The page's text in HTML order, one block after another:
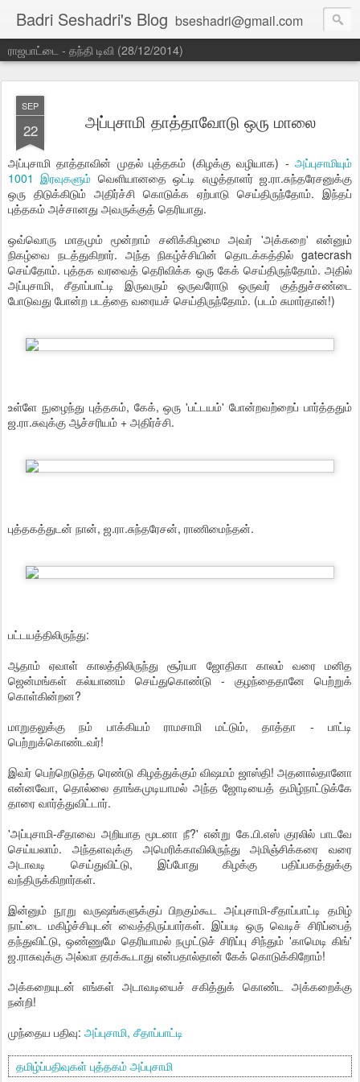
Badri Seshadri's Blog bseshadri@gmail.com
ராஜபாட்டை - தந்தி டிவி (28/12/2014)
SEP
22 அப்புசாமி தாத்தாவோடு ஒரு மாலை
அப்புசாமி தாத்தாவின் முதல் புத்தகம் (கிழக்கு வழியாக) - அப்புசாமியும்
1001 இரவுகளும் வெளியானதை ஒட்டி எழுத்தாளர் ஜ.ரா.சுந்தரேசனுக்கு
ஒரு திடுக்கிடும் அதிர்ச்சி கொடுக்க ஏற்பாடு செய்திருந்தோம். இந்தப்
புத்தகம் அச்சானது அவருக்குத் தெரியாது.
ஒவ்வொரு மாதமும் மூன்றாம் சனிக்கிழமை அவர் 'அக்கறை' என்னும்
நிகழ்வை நடத்துகிறார். அந்த நிகழ்ச்சியின் தொடக்கத்தில் gatecrash
செய்தோம். புத்தக வரவைத் தெரிவிக்க ஒரு கேக் செய்திருந்தோம். அதில்
அப்புசாமி, சீதாப்பாட்டி இருவரும் ஒருவரோடு ஒருவர் குத்துச்சண்டை
போடுவது போன்ற படத்தை வரையச் செய்திருந்தோம். (படம் சுமார்தான்!)
உள்ளே நுழைந்து புத்தகம், கேக், ஒரு 'பட்டயம்' போன்றவற்றைப் பார்த்ததும்
ஜ.ரா.சுவுக்கு ஆச்சரியம் + அதிர்ச்சி.
புத்தகத்துடன் நான், ஜ.ரா.சுந்தரேசன், ராணிமைந்தன்.
பட்டயத்திலிருந்து:
ஆதாம் ஏவாள் காலத்திலிருந்து சூர்யா ஜோதிகா காலம் வரை மனித
ஜென்மங்கள் கல்யாணம் செய்துகொண்டு - குழந்தைதானே பெற்றுக்
கொள்கின்றன?
மாறுதலுக்கு நம் பாக்கியம் ராமசாமி மட்டும், தாத்தா - பாட்டி
பெற்றுக்கொண்டவர்!
இவர் பெற்றெடுத்த ரெண்டு கிழத்துக்கும் விஷமம் ஜாஸ்தி! அதனால்தானோ
என்னவோ, தொல்லை தாங்கமுடியாமல் அந்த ஜோடியைத் தமிழ்நாட்டுக்கே
தாரை வார்த்துவிட்டார்.
'அப்புசாமி-சீதாவை அறியாத மூடனா நீ?' என்று கே.பி.எஸ் குரலில் பாடவே
செய்யலாம். அந்தளவுக்கு அமெரிக்காவிலிருந்து அமிஞ்சிக்கரை வரை
அடாவடி செய்துவிட்டு, இப்போது கிழக்கு பதிப்பகத்துக்கு
வந்திருக்கிறார்கள்.
இன்னும் நூறு வருஷங்களுக்குப் பிறகும்கூட அப்புசாமி-சீதாப்பாட்டி தமிழ்
நாட்டை மகிழ்ச்சியுடன் வைத்திருப்பார்கள். இப்படி ஒரு வெடிச் சிரிப்பைத்
தந்துவிட்டு, ஒண்ணுமே தெரியாமல் நமுட்டுச் சிரிப்பு சிந்தும் 'காமெடி கிங்'
ஜ.ராசுவுக்கு அல்வா தரக்கூடாது என்பதால்தான் கேக் கொடுக்கிறோம்!
அக்கறையுடன் எங்கள் அடாவடியைச் சகித்துக் கொண்ட அக்கறைக்கு
நன்றி!
முந்தைய பதிவு: அப்புசாமி, சீதாப்பாட்டி
தமிழ்ப்பதிவுகள் புத்தகம் அப்புசாமி